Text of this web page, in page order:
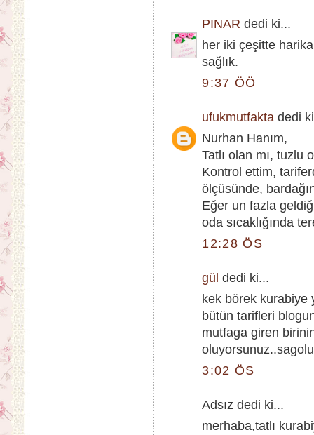
PINAR dedi ki...
her iki çeşitte
sağlık.
9:37 ÖÖ
ufukmutfakta dedi
Nurhan Hanım,
Tatlı olan mı, tuzlu
Kontrol ettim,
ölçüsünde,
Eğer un fazla
oda sıcaklığında
12:28 ÖS
gül dedi ki...
kek börek kurabiye
bütün tarifleri
mutfaga giren
3:02 ÖS
Adsız dedi ki...
merhaba,tatlı